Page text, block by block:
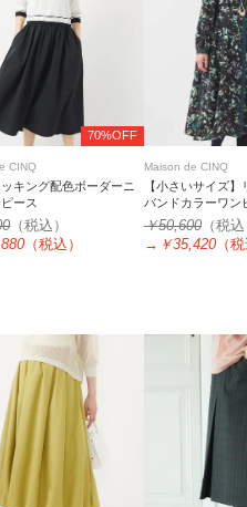
70%OFF
CINQ
キング配色ボーダーニ
ース
（税込）
（税込）
Maison de CINQ
【小さいサイズ
バンドカラーワン
￥50,600（税
→ ￥35,420（